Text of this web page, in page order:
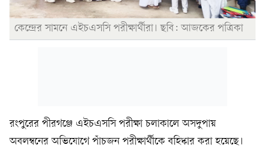
কেন্দ্রের সামনে এইচএসসি পরীক্ষার্থীরা। ছবি: আজকের পত্রিকা
রংপুরের পীরগঞ্জে এইচএসসি পরীক্ষা চলাকালে অসদুপায়
অবলম্বনের অভিযোগে পাঁচজন পরীক্ষার্থীকে বহিষ্কার করা হয়েছে।